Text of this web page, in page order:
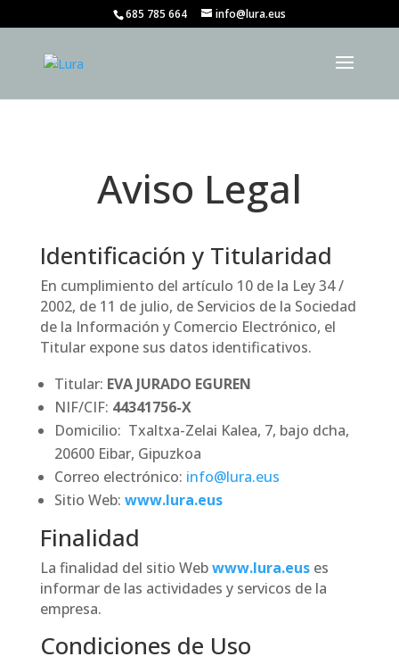
685 785 664 info@lura.eus
Aviso Legal
Identificación y Titularidad
En cumplimiento del artículo 10 de la Ley 34 /
2002, de 11 de julio, de Servicios de la Sociedad
de la Información y Comercio Electrónico, el
Titular expone sus datos identificativos.
Titular: EVA JURADO EGUREN
NIF/CIF: 44341756-X
Domicilio: Txaltxa-Zelai Kalea, 7, bajo dcha,
20600 Eibar, Gipuzkoa
Correo electrónico: info@lura.eus
Sitio Web: www.lura.eus
Finalidad
La finalidad del sitio Webwww.lura.euses
informar de las actividades y servicos de la
empresa.
Condiciones de Uso